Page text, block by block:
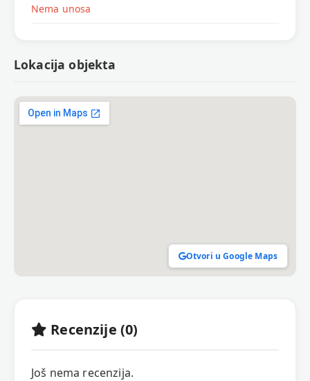
Nema unosa
Lokacija objekta
Otvori u Google Maps
Recenzije (0)
Još nema recenzija.